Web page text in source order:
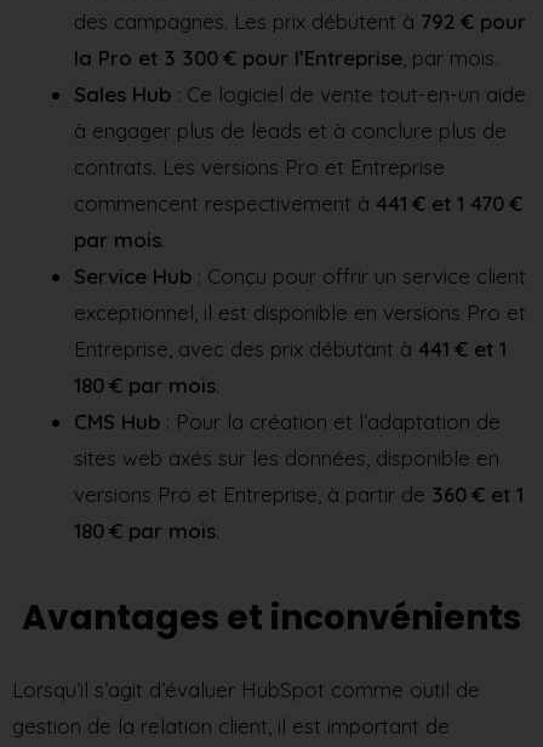
des campagnes. Les prix débutent à 792 € pour
la Pro et 3 300 € pour l’Entreprise, par mois.
Sales Hub : Ce logiciel de vente tout-en-un aide
à engager plus de leads et à conclure plus de
contrats. Les versions Pro et Entreprise
commencent respectivement à 441 € et 1 470 €
par mois.
Service Hub : Conçu pour offrir un service client
exceptionnel, il est disponible en versions Pro et
Entreprise, avec des prix débutant à 441 € et 1
180 € par mois.
CMS Hub : Pour la création et l’adaptation de
sites web axés sur les données, disponible en
versions Pro et Entreprise, à partir de 360 € et 1
180 € par mois.
Avantages et inconvénients
Lorsqu’il s’agit d’évaluer HubSpot comme outil de
gestion de la relation client, il est important de